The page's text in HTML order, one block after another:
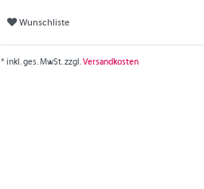
Wunschliste
* inkl. ges. MwSt. zzgl.Versandkosten